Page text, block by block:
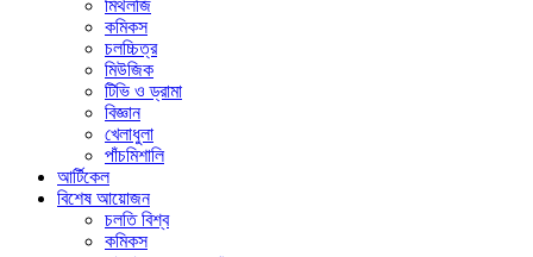
মিথলজি
কমিকস
চলচ্চিত্র
মিউজিক
টিভি ও ড্রামা
বিজ্ঞান
খেলাধুলা
পাঁচমিশালি
আর্টিকেল
বিশেষ আয়োজন
চলতি বিশ্ব
কমিকস